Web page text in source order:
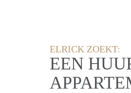
ELRICK ZOEKT:
EEN